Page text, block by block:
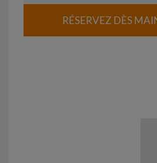
RÉSERVEZ DÈS